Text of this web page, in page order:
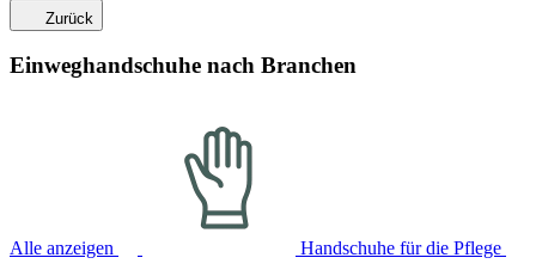
Zurück
Einweghandschuhe nach Branchen
Alle anzeigen Handschuhe für die Pflege